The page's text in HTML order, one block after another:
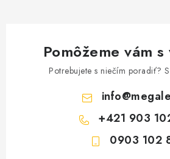
Pomôžeme vám
Potrebujete s niečím poradiť?
info@
+421 903
0903 102